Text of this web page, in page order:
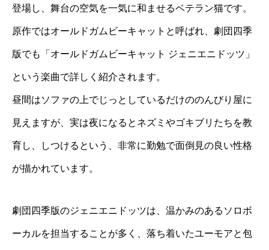
登場し、舞台の空気を一気に和ませるベテラン猫です。
原作ではオールドガムビーキャットと呼ばれ、劇団四季
版でも「オールドガムビーキャット ジェニエニドッツ」
という楽曲で詳しく紹介されます。
昼間はソファの上でじっとしているだけののんびり屋に
見えますが、実は夜になるとネズミやゴキブリたちを教
育し、しつけるという、非常に勤勉で面倒見の良い性格
が描かれています。
劇団四季版のジェニエニドッツは、温かみのあるソロボ
ーカルを担当することが多く、落ち着いたユーモアと包